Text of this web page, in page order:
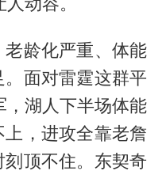
龄化严重、体能
面对雷霆这群平
湖人下半场体能
，进攻全靠老詹
顶不住。东契奇